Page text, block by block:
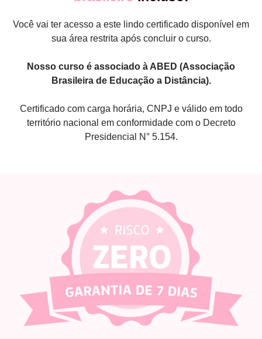
Você vai ter acesso a este lindo certificado disponível em
sua área restrita após concluir o curso.
Nosso curso é associado à ABED (Associação
Brasileira de Educação a Distância).
Certificado com carga horária, CNPJ e válido em todo
território nacional em conformidade com o Decreto
Presidencial N° 5.154.